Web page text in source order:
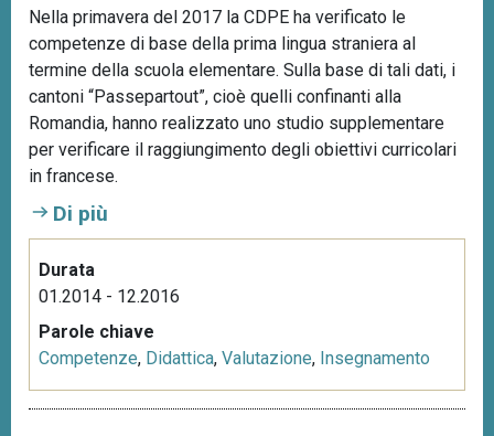
Nella primavera del 2017 la CDPE ha verificato le
competenze di base della prima lingua straniera al
termine della scuola elementare. Sulla base di tali dati, i
cantoni “Passepartout”, cioè quelli confinanti alla
Romandia, hanno realizzato uno studio supplementare
per verificare il raggiungimento degli obiettivi curricolari
in francese.
Di più
Durata
01.2014 - 12.2016
Parole chiave
Competenze, Didattica, Valutazione, Insegnamento